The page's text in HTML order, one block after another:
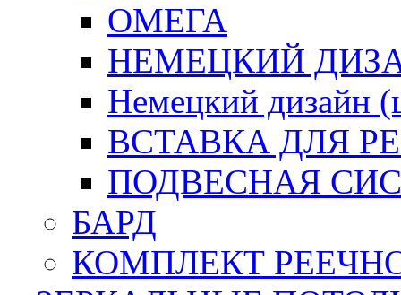
ОМЕГА
НЕМЕЦКИЙ
Немецкий дизайн
ВСТАВКА ДЛЯ
ПОДВЕСНАЯ
БАРД
КОМПЛЕКТ